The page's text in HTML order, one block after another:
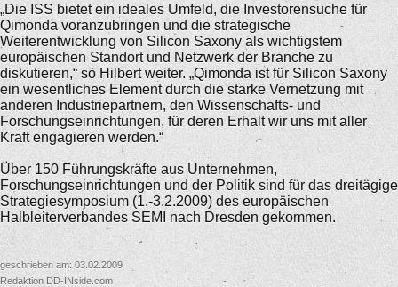
„Die ISS bietet ein ideales Umfeld, die Investorensuche für
Qimonda voranzubringen und die strategische
Weiterentwicklung von Silicon Saxony als wichtigstem
europäischen Standort und Netzwerk der Branche zu
diskutieren,“ so Hilbert weiter. „Qimonda ist für Silicon Saxony
ein wesentliches Element durch die starke Vernetzung mit
anderen Industriepartnern, den Wissenschafts- und
Forschungseinrichtungen, für deren Erhalt wir uns mit aller
Kraft engagieren werden.“
Über 150 Führungskräfte aus Unternehmen,
Forschungseinrichtungen und der Politik sind für das dreitägige
Strategiesymposium (1.-3.2.2009) des europäischen
Halbleiterverbandes SEMI nach Dresden gekommen.
geschrieben am: 03.02.2009
Redaktion DD-INside.com